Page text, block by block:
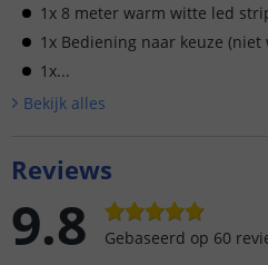
1x 8 meter warm witte led
1x Bediening naar keuze
1x...
Bekijk alles
Reviews
9.8 Gebaseerd op 60